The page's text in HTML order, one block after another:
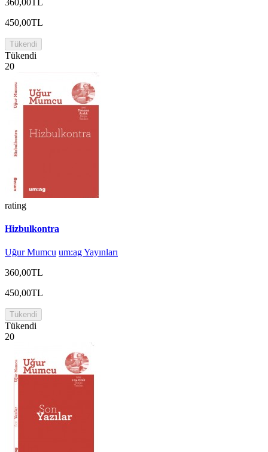
450,00TL
Tükendi
Tükendi
20
rating
Hizbulkontra
Uğur Mumcu um:ag Yayınları
360,00TL
450,00TL
Tükendi
Tükendi
20